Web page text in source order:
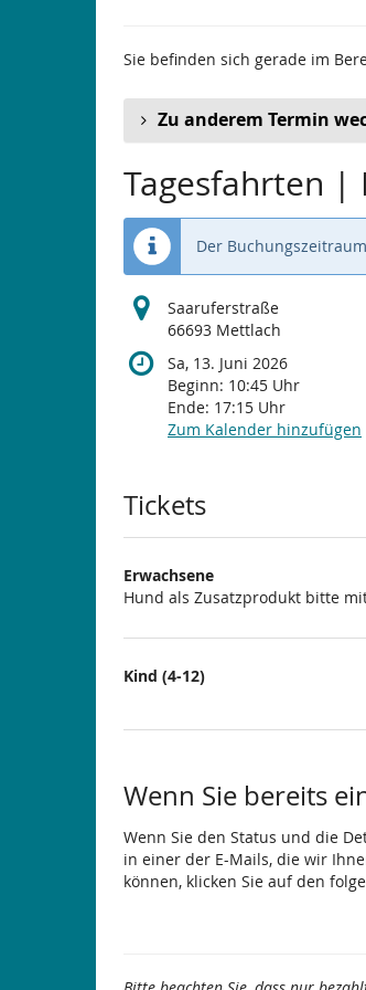
Sie befinden sich gerade im
Zu anderem Termin
Tagesfahrten |
Der
Saaruferstraße
66693 Mettlach
Sa, 13. Juni 2026
Beginn: 10:45 Uhr
Ende: 17:15 Uhr
Zum Kalender hinzufügen
Produkte
Tickets
Erwachsene
Hund als Zusatzprodukt bitte
Kind (4-12)
Wenn Sie bereits
Wenn Sie den Status und die
in einer der E-Mails, die wir
können, klicken Sie auf den